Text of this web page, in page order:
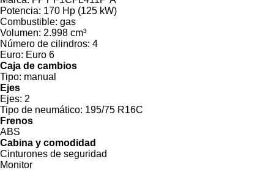
Potencia: 170 Hp (125 kW)
Combustible: gas
Volumen: 2.998 cm³
Número de cilindros: 4
Euro: Euro 6
Caja de cambios
Tipo: manual
Ejes
Ejes: 2
Tipo de neumático: 195/75 R16C
Frenos
ABS
Cabina y comodidad
Cinturones de seguridad
Monitor